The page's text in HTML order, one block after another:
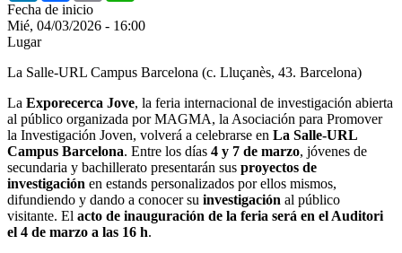
Fecha de inicio
Mié, 04/03/2026 - 16:00
Lugar
La Salle-URL Campus Barcelona (c. Lluçanès, 43. Barcelona)
La Exporecerca Jove, la feria internacional de investigación abierta
al público organizada por MAGMA, la Asociación para Promover
la Investigación Joven, volverá a celebrarse en La Salle-URL
Campus Barcelona. Entre los días 4 y 7 de marzo, jóvenes de
secundaria y bachillerato presentarán sus proyectos de
investigación en estands personalizados por ellos mismos,
difundiendo y dando a conocer su investigación al público
visitante. El acto de inauguración de la feria será en el Auditori
el 4 de marzo a las 16 h.